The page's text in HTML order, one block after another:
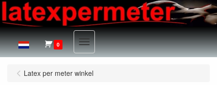
0 Menu
Latex per meter winkel